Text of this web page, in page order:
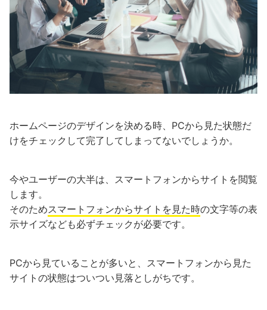
ホームページのデザインを決める時、PCから見た状態だ
けをチェックして完了してしまってないでしょうか。
今やユーザーの大半は、スマートフォンからサイトを閲覧
します。
そのためスマートフォンからサイトを見た時の文字等の表
示サイズなども必ずチェックが必要です。
PCから見ていることが多いと、スマートフォンから見た
サイトの状態はついつい見落としがちです。